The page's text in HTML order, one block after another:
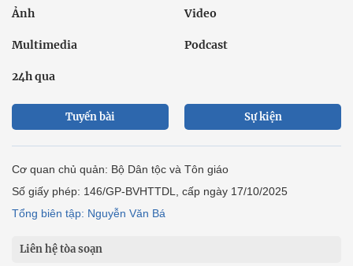
Ảnh Video
Multimedia Podcast
24h qua
Tuyến bài Sự kiện
Cơ quan chủ quản: Bộ Dân tộc và Tôn giáo
Số giấy phép: 146/GP-BVHTTDL, cấp ngày 17/10/2025
Tổng biên tập: Nguyễn Văn Bá
Liên hệ tòa soạn